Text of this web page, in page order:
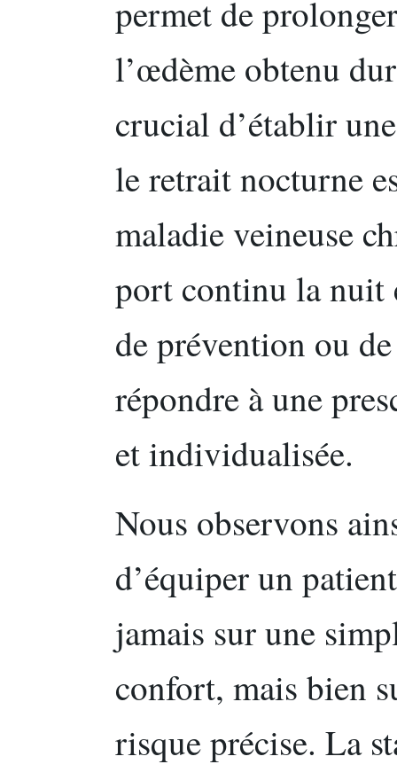
permet de
l’œdème obtenu
crucial d’établir
le retrait nocturne
maladie veineuse
port continu la nuit
de prévention ou
répondre à une
et individualisée.
Nous observons
d’équiper un
jamais sur une
confort, mais bien
risque précise. La